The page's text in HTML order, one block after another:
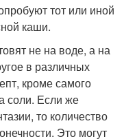
тот или иной
каши.
не на воде, а на
в различных
кроме самого
соли. Если же
то количество
Это могут